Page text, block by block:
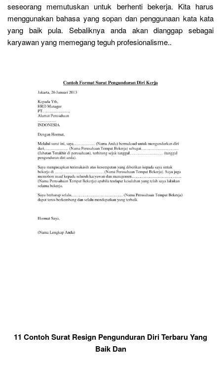
seseorang memutuskan untuk berhenti bekerja. Kita harus
menggunakan bahasa yang sopan dan penggunaan kata kata
yang baik pula. Sebaliknya anda akan dianggap sebagai
karyawan yang memegang teguh profesionalisme..
11 Contoh Surat Resign Pengunduran Diri Terbaru Yang
Baik Dan